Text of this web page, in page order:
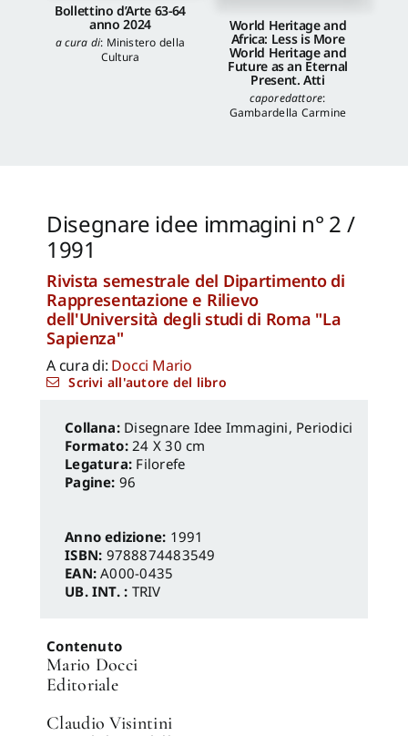
Bollettino d’Arte 63-64
anno 2024
a cura di: Ministero della
Cultura
World Heritage and
Africa: Less is More
World Heritage and
Future as an Eternal
Present. Atti
caporedattore:
Gambardella Carmine
Disegnare idee immagini n° 2 /
1991
Rivista semestrale del Dipartimento di
Rappresentazione e Rilievo
dell'Università degli studi di Roma "La
Sapienza"
A cura di: Docci Mario
Scrivi all'autore del libro
Disegnare Idee Immagini, Periodici
Formato: 24 X 30 cm
Legatura: Filorefe
Pagine: 96
Anno edizione: 1991
ISBN: 9788874483549
EAN:A000-0435
UB. INT. : TRIV
Contenuto
Mario Docci
Editoriale
Claudio Visintini